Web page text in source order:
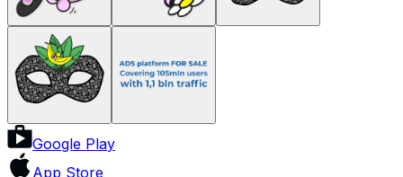
Google Play
App Store